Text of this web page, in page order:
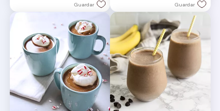
Guardar Guardar